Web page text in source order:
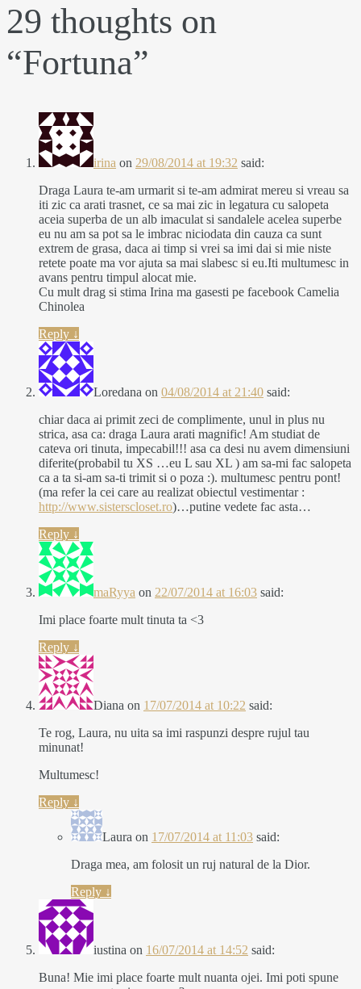
29 thoughts on
“Fortuna”
irina on 29/08/2014 at 19:32 said:
Draga Laura te-am urmarit si te-am admirat mereu si vreau sa
iti zic ca arati trasnet, ce sa mai zic in legatura cu salopeta
aceia superba de un alb imaculat si sandalele acelea superbe
eu nu am sa pot sa le imbrac niciodata din cauza ca sunt
extrem de grasa, daca ai timp si vrei sa imi dai si mie niste
retete poate ma vor ajuta sa mai slabesc si eu.Iti multumesc in
avans pentru timpul alocat mie.
Cu mult drag si stima Irina ma gasesti pe facebook Camelia
Chinolea
Reply ↓
Loredana on 04/08/2014 at 21:40 said:
chiar daca ai primit zeci de complimente, unul in plus nu
strica, asa ca: draga Laura arati magnific! Am studiat de
cateva ori tinuta, impecabil!!! asa ca desi nu avem dimensiuni
diferite(probabil tu XS …eu L sau XL ) am sa-mi fac salopeta
ca a ta si-am sa-ti trimit si o poza :). multumesc pentru pont!
(ma refer la cei care au realizat obiectul vestimentar :
http://www.sisterscloset.ro)…putine vedete fac asta…
Reply ↓
maRyya on 22/07/2014 at 16:03 said:
Imi place foarte mult tinuta ta <3
Reply ↓
Diana on 17/07/2014 at 10:22 said:
Te rog, Laura, nu uita sa imi raspunzi despre rujul tau
minunat!
Multumesc!
Reply ↓
Laura on 17/07/2014 at 11:03 said:
Draga mea, am folosit un ruj natural de la Dior.
Reply ↓
iustina on 16/07/2014 at 14:52 said:
Buna! Mie imi place foarte mult nuanta ojei. Imi poti spune